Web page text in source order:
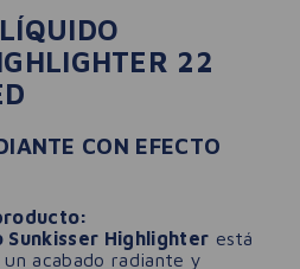
22
CON EFECTO
Sunkisser Highlighter está
acabado radiante y